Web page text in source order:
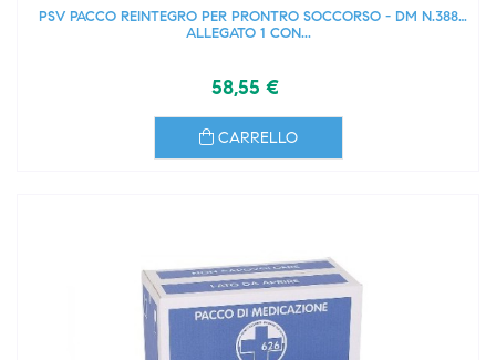
PSV PACCO REINTEGRO PER PRONTRO SOCCORSO - DM N.388
ALLEGATO 1 CON...
58,55 €
CARRELLO